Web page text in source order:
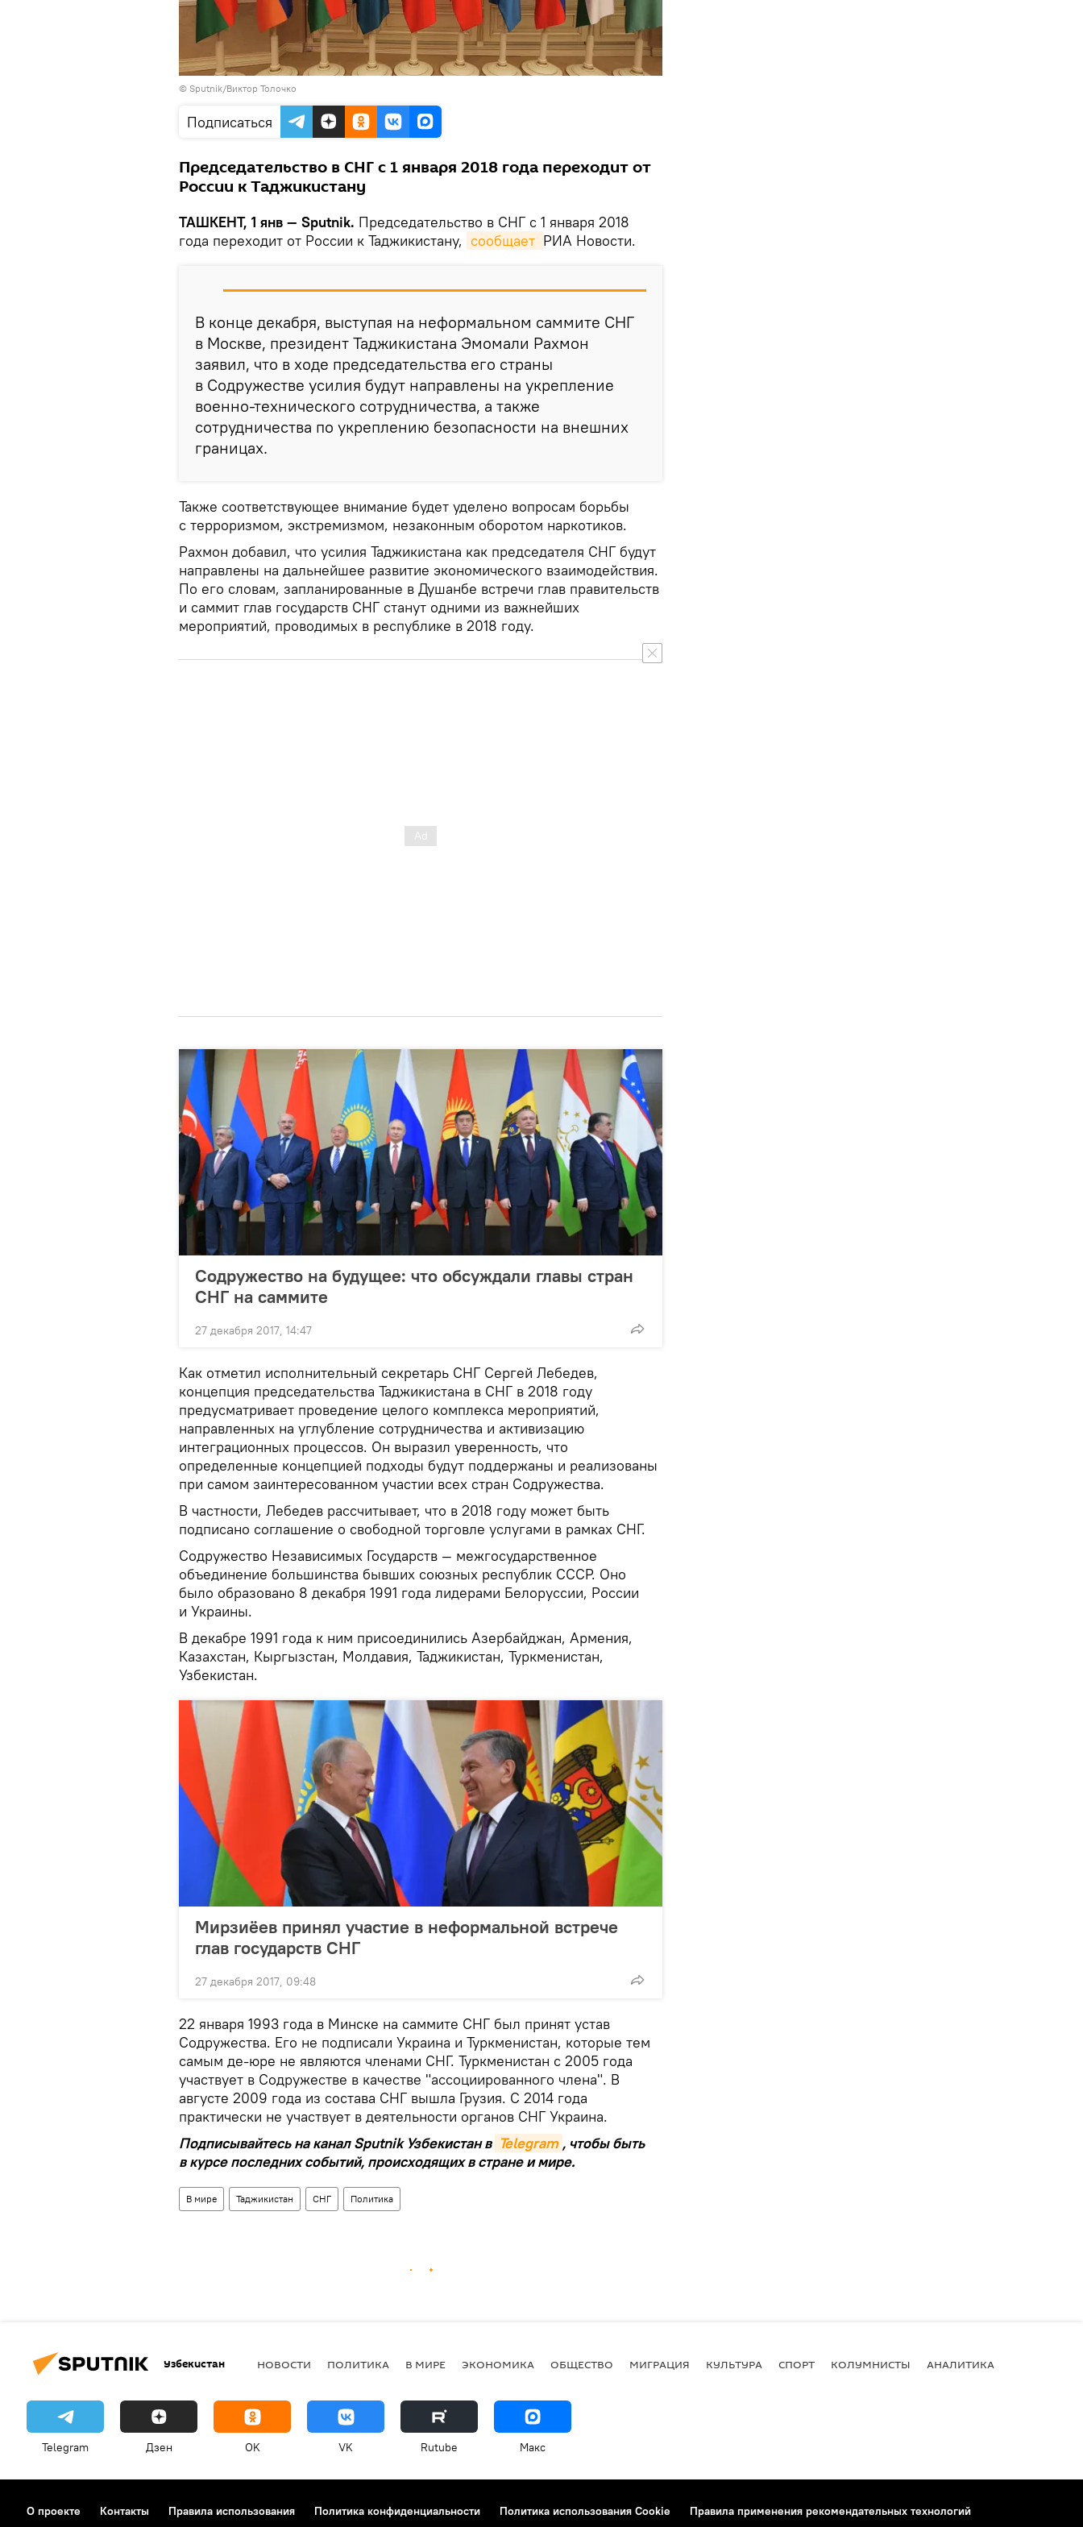
© Sputnik/Виктор Толочко
Подписаться
Председательство в СНГ с 1 января 2018 года переходит от
России к Таджикистану
ТАШКЕНТ, 1 янв — Sputnik. Председательство в СНГ с 1 января 2018
года переходит от России к Таджикистану, сообщает РИА Новости.
В конце декабря, выступая на неформальном саммите СНГ
в Москве, президент Таджикистана Эмомали Рахмон
заявил, что в ходе председательства его страны
в Содружестве усилия будут направлены на укрепление
военно-технического сотрудничества, а также
сотрудничества по укреплению безопасности на внешних
границах.
Также соответствующее внимание будет уделено вопросам борьбы
с терроризмом, экстремизмом, незаконным оборотом наркотиков.
Рахмон добавил, что усилия Таджикистана как председателя СНГ будут
направлены на дальнейшее развитие экономического взаимодействия.
По его словам, запланированные в Душанбе встречи глав правительств
и саммит глав государств СНГ станут одними из важнейших
мероприятий, проводимых в республике в 2018 году.
Содружество на будущее: что обсуждали главы стран
СНГ на саммите
27 декабря 2017, 14:47
Как отметил исполнительный секретарь СНГ Сергей Лебедев,
концепция председательства Таджикистана в СНГ в 2018 году
предусматривает проведение целого комплекса мероприятий,
направленных на углубление сотрудничества и активизацию
интеграционных процессов. Он выразил уверенность, что
определенные концепцией подходы будут поддержаны и реализованы
при самом заинтересованном участии всех стран Содружества.
В частности, Лебедев рассчитывает, что в 2018 году может быть
подписано соглашение о свободной торговле услугами в рамках СНГ.
Содружество Независимых Государств — межгосударственное
объединение большинства бывших союзных республик СССР. Оно
было образовано 8 декабря 1991 года лидерами Белоруссии, России
и Украины.
В декабре 1991 года к ним присоединились Азербайджан, Армения,
Казахстан, Кыргызстан, Молдавия, Таджикистан, Туркменистан,
Узбекистан.
Мирзиёев принял участие в неформальной встрече
глав государств СНГ
27 декабря 2017, 09:48
22 января 1993 года в Минске на саммите СНГ был принят устав
Содружества. Его не подписали Украина и Туркменистан, которые тем
самым де-юре не являются членами СНГ. Туркменистан с 2005 года
участвует в Содружестве в качестве "ассоциированного члена". В
августе 2009 года из состава СНГ вышла Грузия. С 2014 года
практически не участвует в деятельности органов СНГ Украина.
Подписывайтесь на канал Sputnik Узбекистан в Telegram , чтобы быть
в курсе последних событий, происходящих в стране и мире.
В мире Таджикистан СНГ Политика
Узбекистан НОВОСТИ ПОЛИТИКА В МИРЕ ЭКОНОМИКА ОБЩЕСТВО МИГРАЦИЯ КУЛЬТУРА СПОРТ КОЛУМНИСТЫ АНАЛИТИКА
Telegram Дзен OK VK Rutube Макс
О проекте Контакты Правила использования Политика конфиденциальности Политика использования Cookie
Правила применения рекомендательных технологий